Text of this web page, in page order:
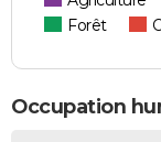
Forêt
Occupation